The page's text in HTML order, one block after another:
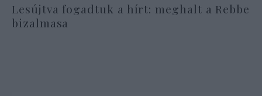
Lesújtva fogadtuk a hírt: meghalt a Rebbe
bizalmasa